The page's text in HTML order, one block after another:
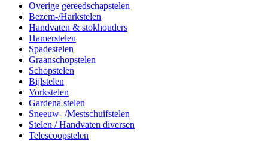
Overige gereedschapstelen
Bezem-/Harkstelen
Handvaten & stokhouders
Hamerstelen
Spadestelen
Graanschopstelen
Schopstelen
Bijlstelen
Vorkstelen
Gardena stelen
Sneeuw- /Mestschuifstelen
Stelen / Handvaten diversen
Telescoopstelen